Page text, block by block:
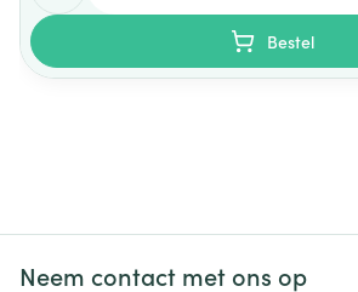
Bestel
Neem contact met ons op